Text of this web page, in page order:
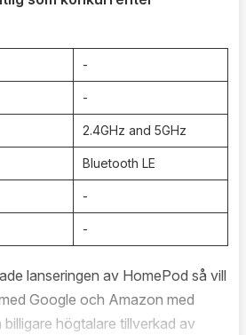
-
-
2.4GHz and 5GHz
Bluetooth LE
-
-
lanseringen av HomePod så vill
Google och Amazon med
högtalare tillverkad av